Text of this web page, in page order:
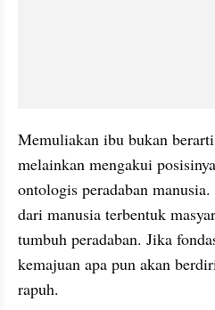
Memuliakan ibu bukan
melainkan mengakui
ontologis peradaban
dari manusia terbentuk
tumbuh peradaban. Jika
kemajuan apa pun akan
rapuh.